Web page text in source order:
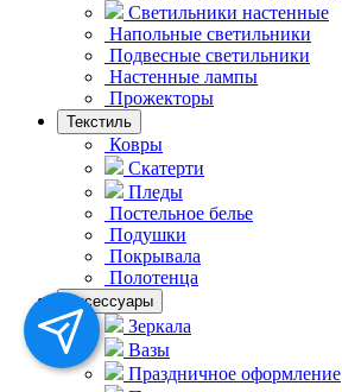
Светильники настенные
Напольные светильники
Подвесные светильники
Hастенные лампы
Прожекторы
Текстиль
Ковры
Скатерти
Пледы
Постельное белье
Подушки
Покрывала
Полотенца
Аксессуары
Зеркала
Вазы
Праздничное оформление